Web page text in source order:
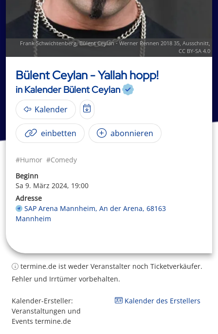
Frank Schwichtenberg,Bülent Ceylan - Werner Rennen 2018 35, Ausschnitt,
CC BY-SA 4.0
Bülent Ceylan - Yallah hopp!
in Kalender Bülent Ceylan
Kalender
einbetten abonnieren
#Humor #Comedy
Beginn
Sa 9. März 2024, 19:00
Adresse
SAP Arena Mannheim, An der Arena, 68163
Mannheim
termine.de ist weder Veranstalter noch Ticketverkäufer.
Fehler und Irrtümer vorbehalten.
Kalender-Ersteller:
Veranstaltungen und
Events termine.de
Kalender des Erstellers